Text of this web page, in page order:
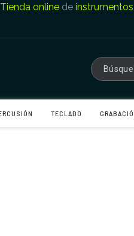
Tienda onlinede
TECLADO